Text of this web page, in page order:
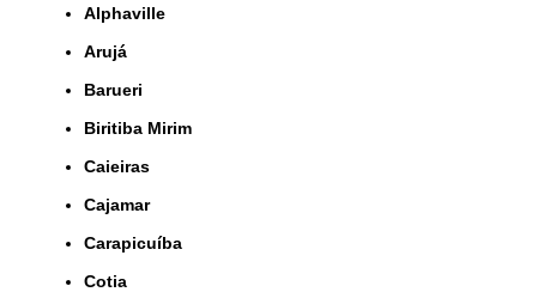
Alphaville
Arujá
Barueri
Biritiba Mirim
Caieiras
Cajamar
Carapicuíba
Cotia